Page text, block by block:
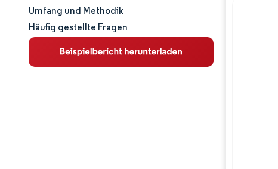
Marktanalyse
Trends und Einblicke
Umfang und Methodik
Häufig gestellte Fragen